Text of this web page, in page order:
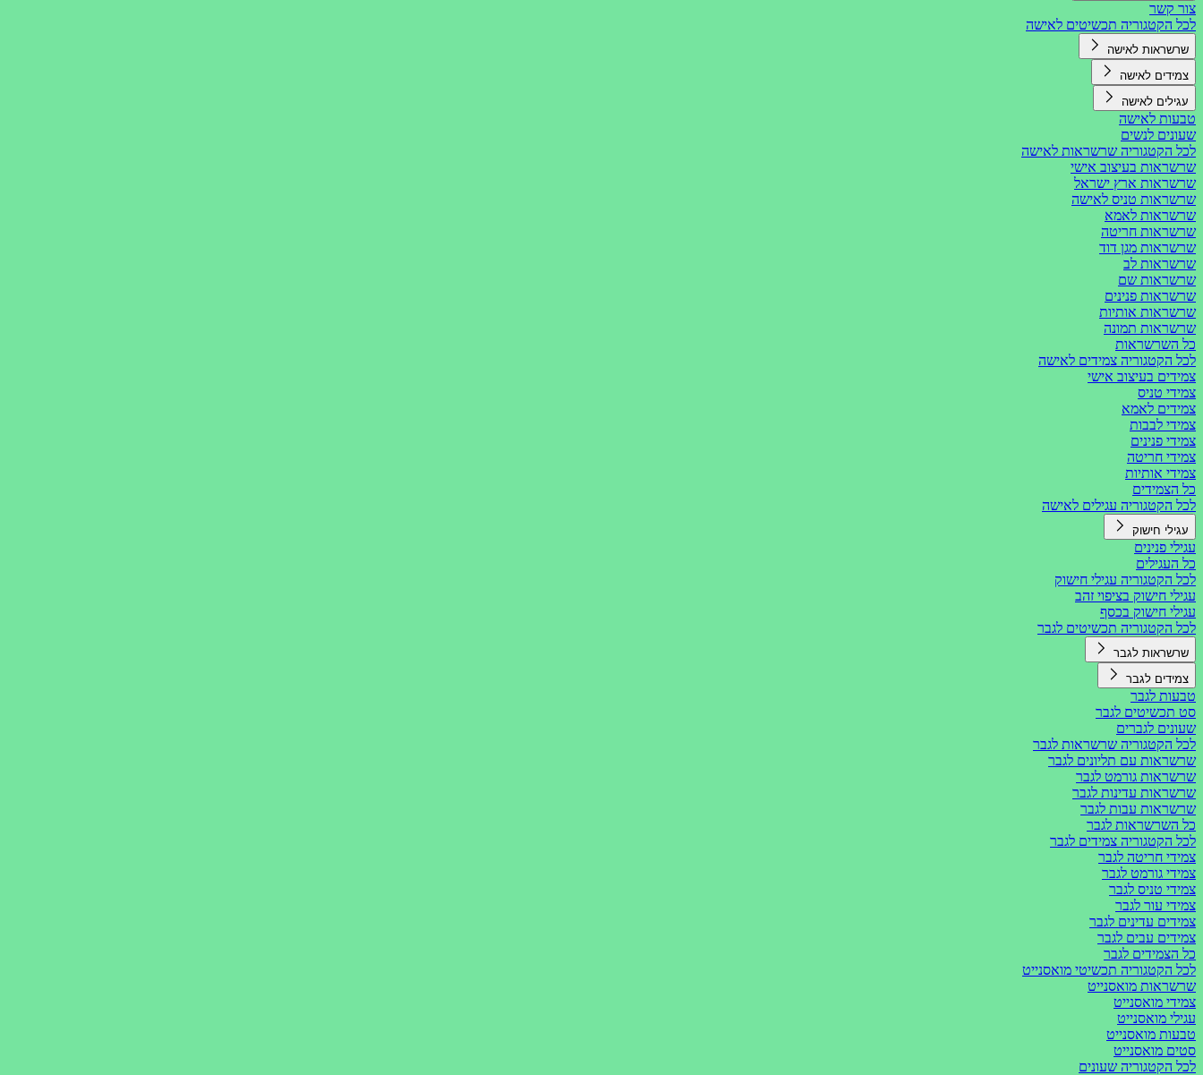
צור קשר
לכל הקטגוריה תכשיטים לאישה
שרשראות לאישה
צמידים לאישה
עגילים לאישה
טבעות לאישה
שעונים לנשים
לכל הקטגוריה שרשראות לאישה
שרשראות בעיצוב אישי
שרשראות ארץ ישראל
שרשראות טניס לאישה
שרשראות לאמא
שרשראות חריטה
שרשראות מגן דוד
שרשראות לב
שרשראות שם
שרשראות פנינים
שרשראות אותיות
שרשראות תמונה
כל השרשראות
לכל הקטגוריה צמידים לאישה
צמידים בעיצוב אישי
צמידי טניס
צמידים לאמא
צמידי לבבות
צמידי פנינים
צמידי חריטה
צמידי אותיות
כל הצמידים
לכל הקטגוריה עגילים לאישה
עגילי חישוק
עגילי פנינים
כל העגילים
לכל הקטגוריה עגילי חישוק
עגילי חישוק בציפוי זהב
עגילי חישוק בכסף
לכל הקטגוריה תכשיטים לגבר
שרשראות לגבר
צמידים לגבר
טבעות לגבר
סט תכשיטים לגבר
שעונים לגברים
לכל הקטגוריה שרשראות לגבר
שרשראות עם תליונים לגבר
שרשראות גורמט לגבר
שרשראות עדינות לגבר
שרשראות עבות לגבר
כל השרשראות לגבר
לכל הקטגוריה צמידים לגבר
צמידי חריטה לגבר
צמידי גורמט לגבר
צמידי טניס לגבר
צמידי עור לגבר
צמידים עדינים לגבר
צמידים עבים לגבר
כל הצמידים לגבר
לכל הקטגוריה תכשיטי מואסנייט
שרשראות מואסנייט
צמידי מואסנייט
עגילי מואסנייט
טבעות מואסנייט
סטים מואסנייט
לכל הקטגוריה שעונים